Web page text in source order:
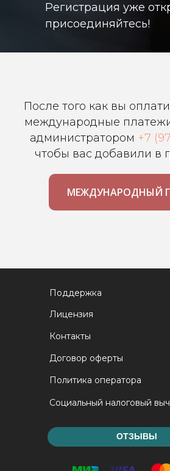
Регистрация уже
присоединяйтесь!
После того как вы
международные
администратором +7
чтобы вас добавили в
МЕЖДУНАРОДНЫЙ
Договор оферты
Политика оператора
Социальный налоговый
Контакты
Поддержка
Лицензия
ОТЗЫВЫ